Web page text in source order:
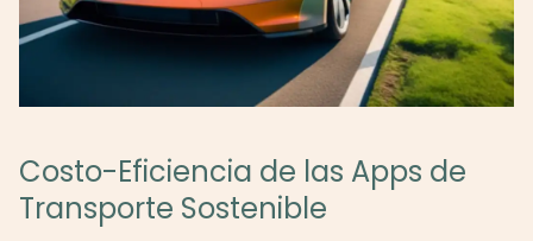
Costo-Eficiencia de las Apps de
Transporte Sostenible